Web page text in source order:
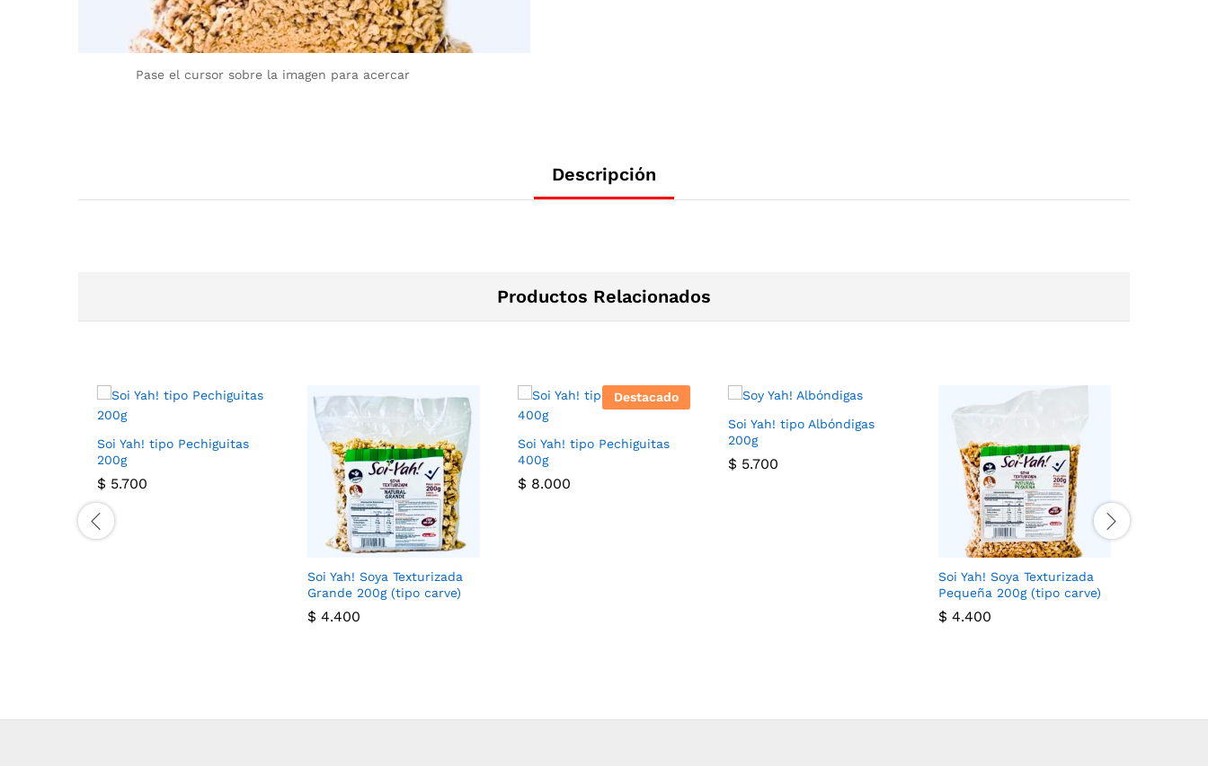
Pase el cursor sobre la imagen para acercar
Descripción
Productos Relacionados
Soi Yah! tipo Pechiguitas
200g
$ 5.700
Soi Yah! Soya Texturizada
Grande 200g (tipo carve)
$ 4.400
Destacado
Soi Yah! tipo Pechiguitas
400g
$ 8.000
Soi Yah! tipo Albóndigas
200g
$ 5.700
Soi Yah! Soya Texturizada
Pequeña 200g (tipo carve)
$ 4.400